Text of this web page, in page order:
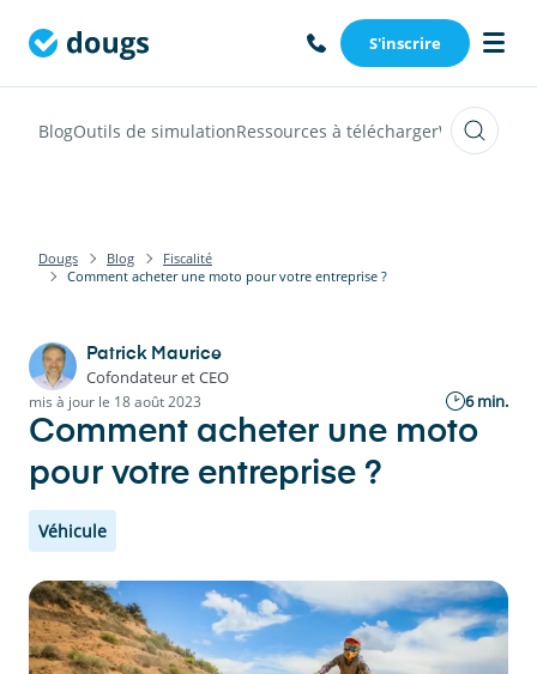
S'inscrire
BlogOutils de simulationRessources à téléchargerWebinars
Dougs Blog
Fiscalité
Comment acheter une moto pour votre entreprise ?
Patrick Maurice
Cofondateur et CEO
mis à jour le 18 août 2023 6 min.
Comment acheter une moto
pour votre entreprise ?
Véhicule